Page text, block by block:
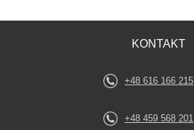
KONTAKT
+48 616 166 215
+48 459 568 201